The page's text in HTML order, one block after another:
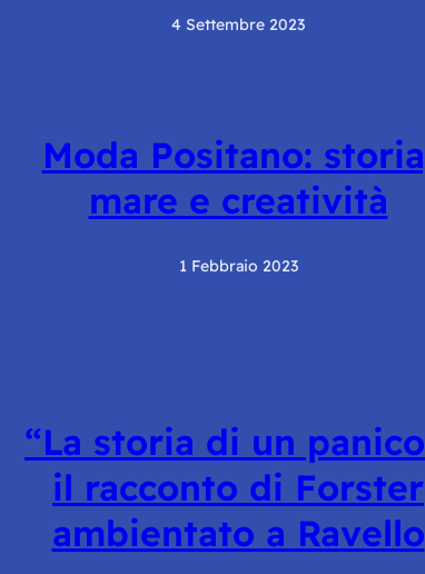
4 Settembre 2023
Moda Positano:
mare e creatività
1 Febbraio 2023
“La storia di un
il racconto di Forster
ambientato a Ravello